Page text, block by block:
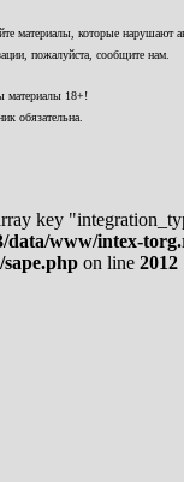
материалы, которые нарушают
пожалуйста, сообщите нам.
материалы 18+!
обязательна.
key
data/www/intex-
sape.php on line 2012